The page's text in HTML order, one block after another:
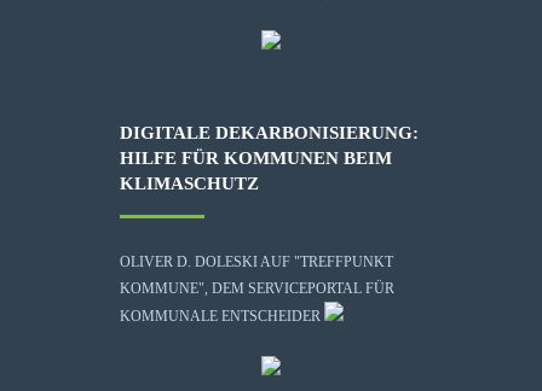
DIGITALE DEKARBONISIERUNG:
HILFE FÜR KOMMUNEN BEIM
KLIMASCHUTZ
OLIVER D. DOLESKI AUF "TREFFPUNKT
KOMMUNE", DEM SERVICEPORTAL FÜR
KOMMUNALE ENTSCHEIDER